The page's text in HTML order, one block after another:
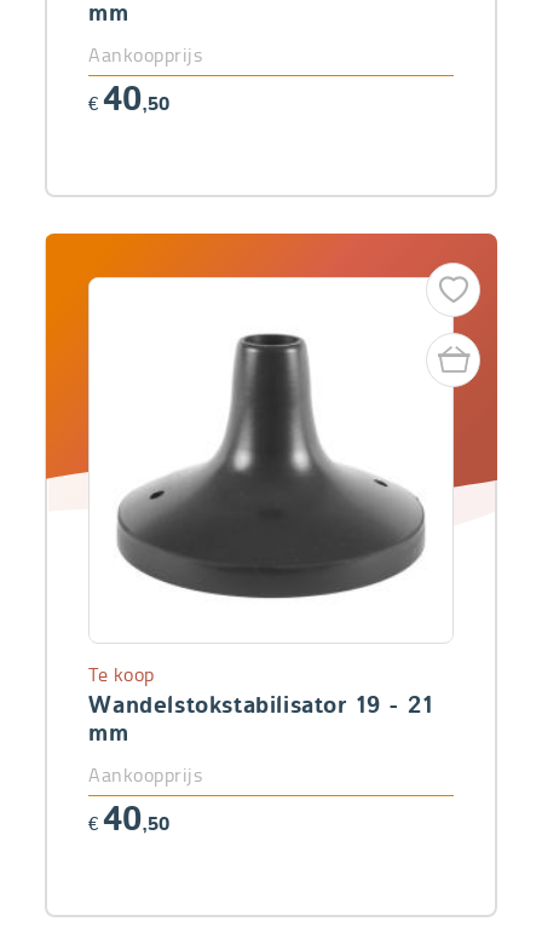
mm
Aankoopprijs
€ 40,50
Wandelstokstabilisator 19 - 21
mm
Te koop
Aankoopprijs
€ 40,50